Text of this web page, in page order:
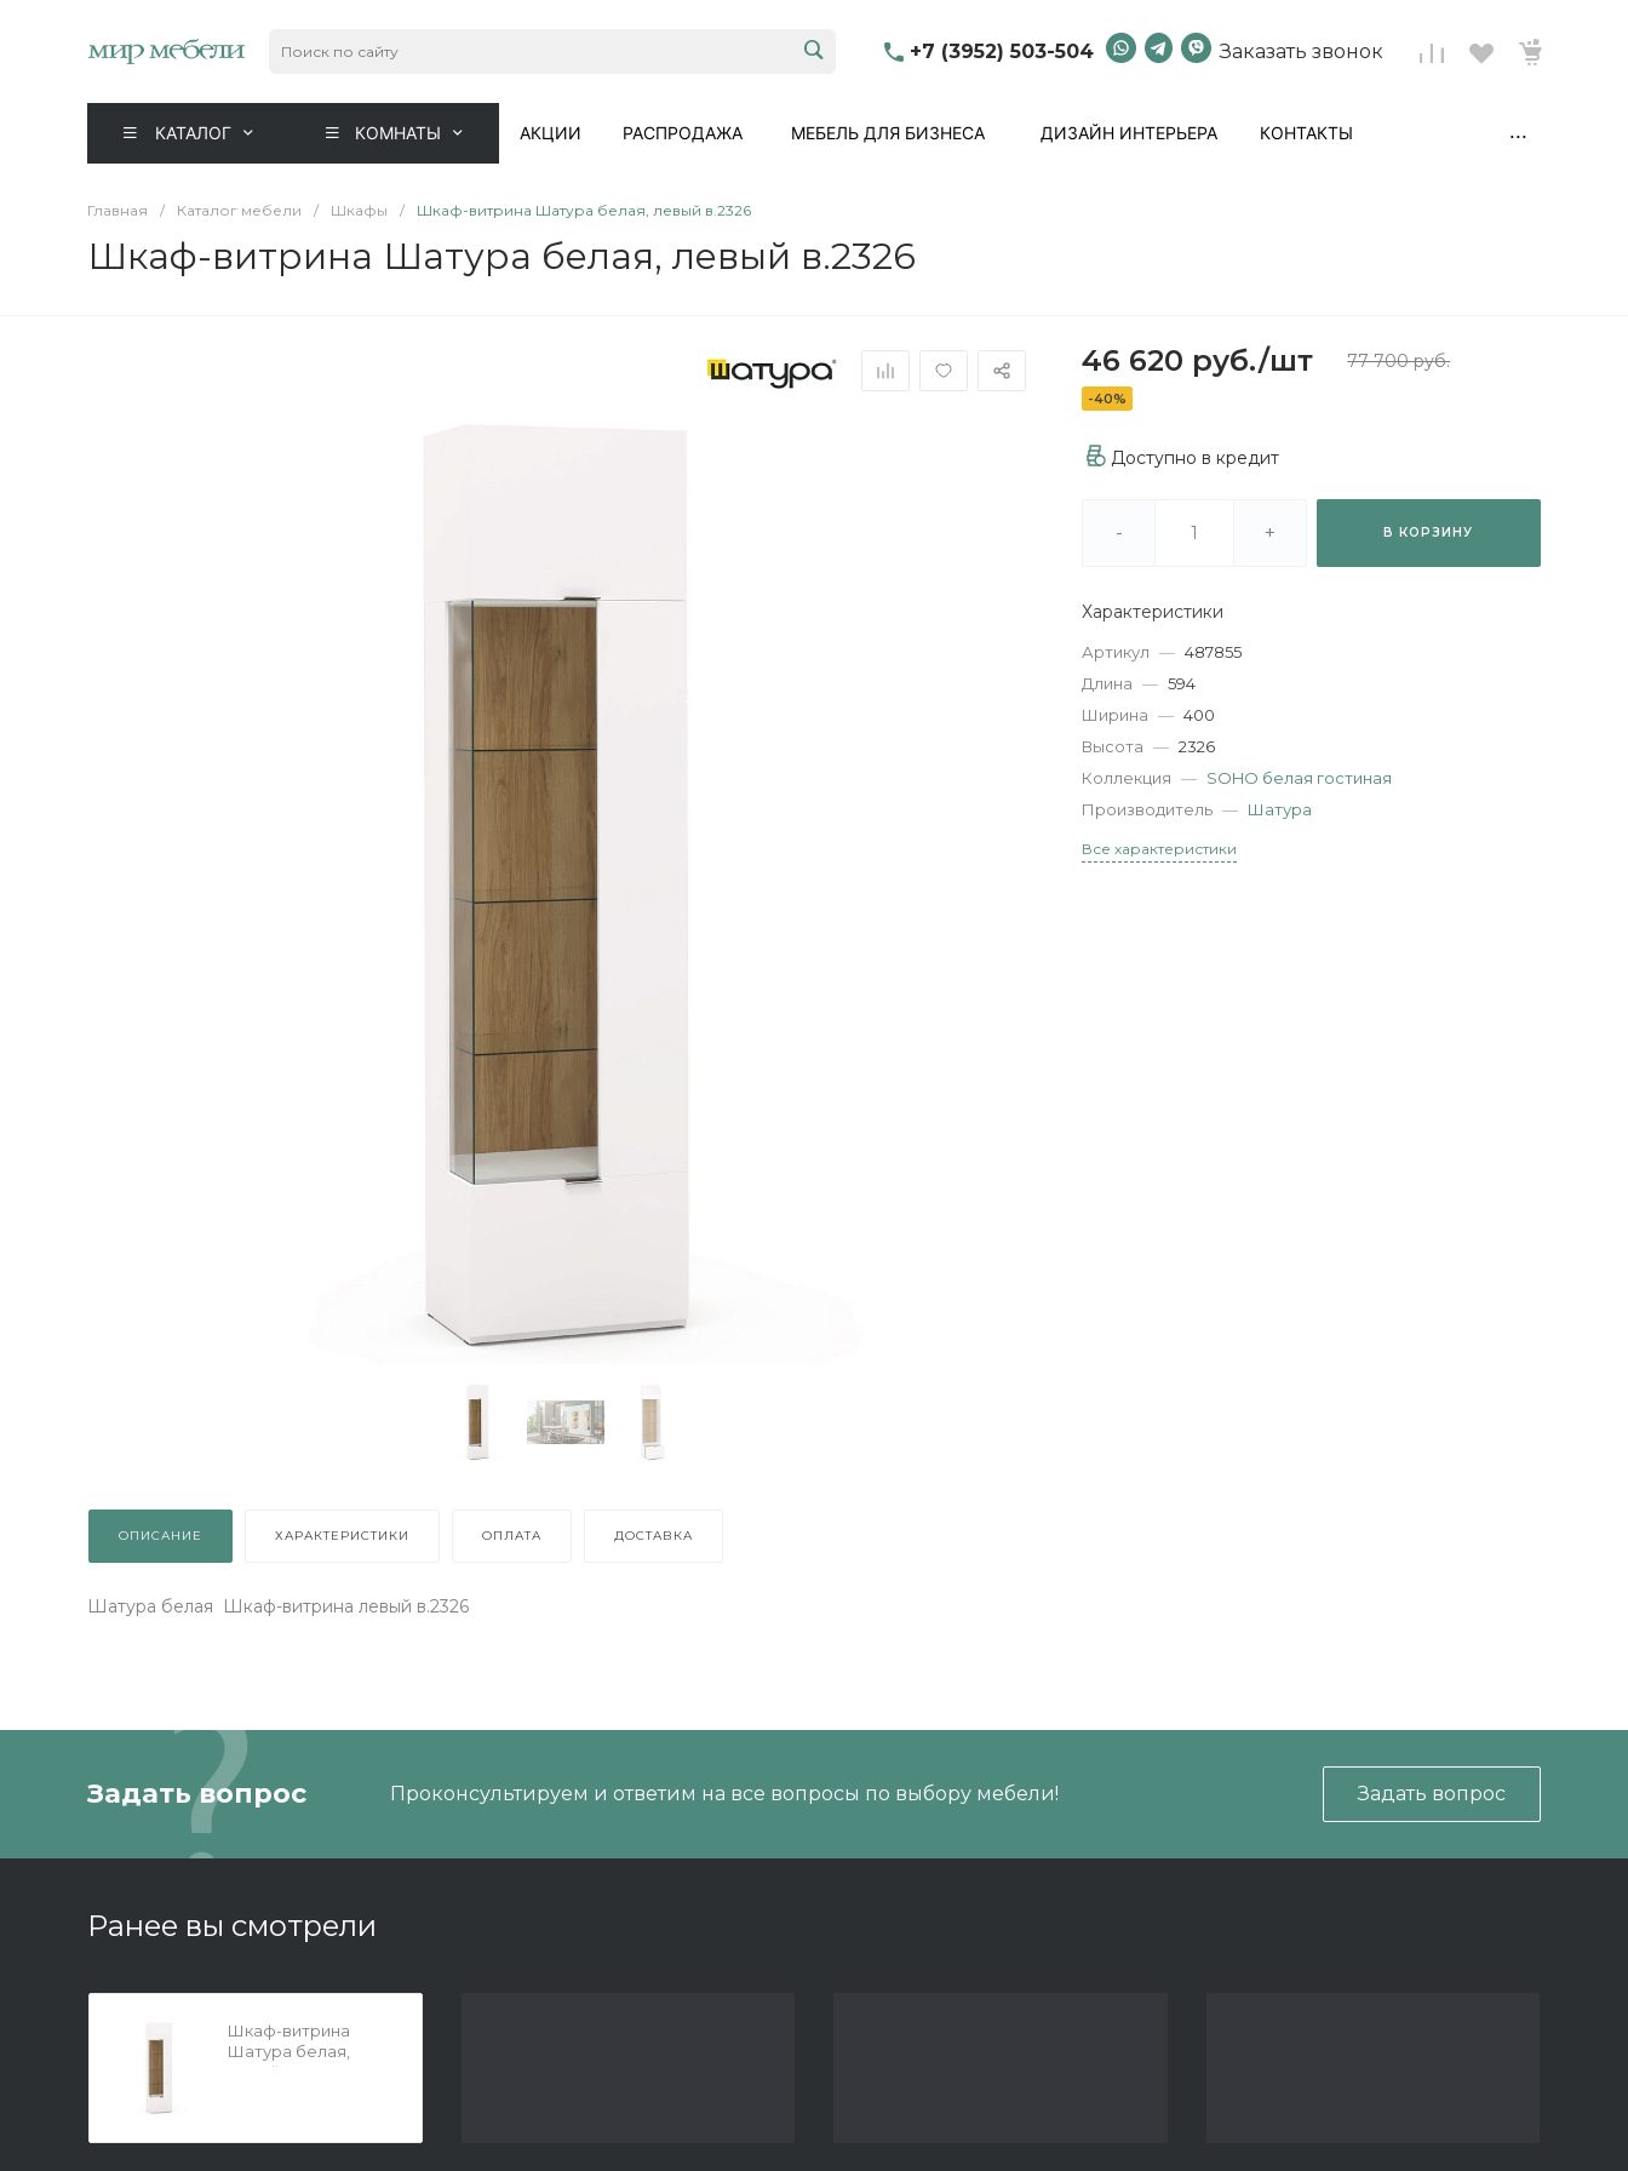
+7 (3952) 503-504 Заказать звонок
КАТАЛОГ КОМНАТЫ АКЦИИ РАСПРОДАЖА МЕБЕЛЬ ДЛЯ БИЗНЕСА ДИЗАЙН ИНТЕРЬЕРА КОНТАКТЫ ...
Главная / Каталог мебели / Шкафы / Шкаф-витрина Шатура белая, левый в.2326
Шкаф-витрина Шатура белая, левый в.2326
46 620 руб./шт 77 700 руб.
-40%
Доступно в кредит
- + В КОРЗИНУ
Характеристики
Артикул — 487855
Длина — 594
Ширина — 400
Высота — 2326
Коллекция — SOHO белая гостиная
Производитель — Шатура
Все характеристики
ОПИСАНИЕ ХАРАКТЕРИСТИКИ ОПЛАТА ДОСТАВКА
Шатура белая Шкаф-витрина левый в.2326
Задать вопрос Проконсультируем и ответим на все вопросы по выбору мебели! Задать вопрос
Ранее вы смотрели
Шкаф-витрина
Шатура белая,
левый в.2326